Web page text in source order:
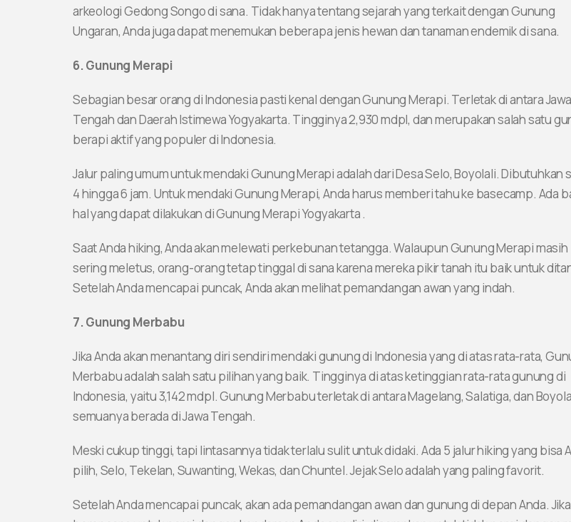
arkeologi Gedong Songo di sana. Tidak hanya tentang sejarah yang terkait dengan Gunung
Ungaran, Anda juga dapat menemukan beberapa jenis hewan dan tanaman endemik di sana.
6. Gunung Merapi
Sebagian besar orang di Indonesia pasti kenal dengan Gunung Merapi. Terletak di antara Jawa
Tengah dan Daerah Istimewa Yogyakarta. Tingginya 2,930 mdpl, dan merupakan salah satu
berapi aktif yang populer di Indonesia.
Jalur paling umum untuk mendaki Gunung Merapi adalah dari Desa Selo, Boyolali. Dibutuhkan
4 hingga 6 jam. Untuk mendaki Gunung Merapi, Anda harus memberi tahu ke basecamp. Ada
hal yang dapat dilakukan di Gunung Merapi Yogyakarta .
Saat Anda hiking, Anda akan melewati perkebunan tetangga. Walaupun Gunung Merapi masih
sering meletus, orang-orang tetap tinggal di sana karena mereka pikir tanah itu baik untuk
Setelah Anda mencapai puncak, Anda akan melihat pemandangan awan yang indah.
7. Gunung Merbabu
Jika Anda akan menantang diri sendiri mendaki gunung di Indonesia yang di atas rata-rata,
Merbabu adalah salah satu pilihan yang baik. Tingginya di atas ketinggian rata-rata gunung di
Indonesia, yaitu 3,142 mdpl. Gunung Merbabu terletak di antara Magelang, Salatiga, dan
semuanya berada di Jawa Tengah.
Meski cukup tinggi, tapi lintasannya tidak terlalu sulit untuk didaki. Ada 5 jalur hiking yang bisa
pilih, Selo, Tekelan, Suwanting, Wekas, dan Chuntel. Jejak Selo adalah yang paling favorit.
Setelah Anda mencapai puncak, akan ada pemandangan awan dan gunung di depan Anda.